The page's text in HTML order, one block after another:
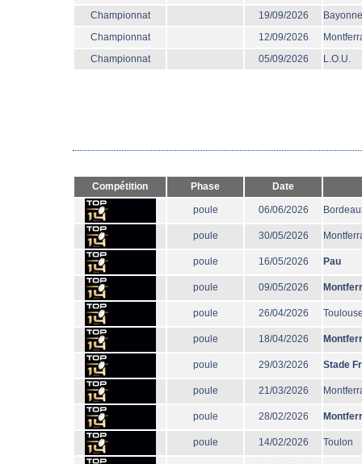
Championnat
19/09/2026
Bayonne
Championnat
12/09/2026
Championnat
05/09/2026 L.O.U.
Compétition Phase Date
poule 06/06/2026
poule 30/05/2026
poule 16/05/2026 Pau
poule 09/05/2026
poule 26/04/2026
poule 18/04/2026
poule 29/03/2026 Stade
poule 21/03/2026
poule 28/02/2026
poule 14/02/2026 Toulon